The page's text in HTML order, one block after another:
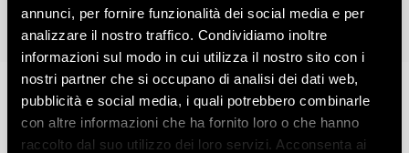
annunci, per fornire funzionalità dei social media e per
analizzare il nostro traffico. Condividiamo inoltre
informazioni sul modo in cui utilizza il nostro sito con i
nostri partner che si occupano di analisi dei dati web,
pubblicità e social media, i quali potrebbero combinarle
con altre informazioni che ha fornito loro o che hanno
raccolto dal suo utilizzo dei loro servizi. Acconsenta ai